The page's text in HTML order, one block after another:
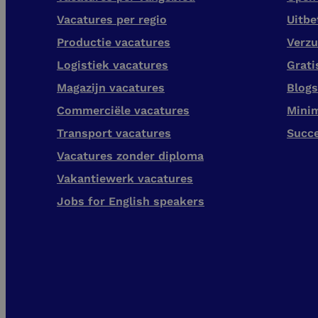
Vacatures per regio
Productie vacatures
Logistiek vacatures
Magazijn vacatures
Commerciële vacatures
Transport vacatures
Vacatures zonder diploma
Vakantiewerk vacatures
Jobs for English speakers
Blogs